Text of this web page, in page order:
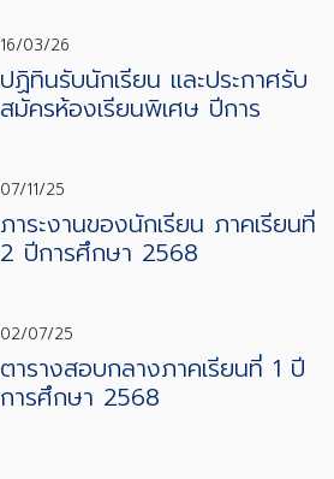
16/03/26
ปฏิทินรับนักเรียน และประกาศรับ
สมัครห้องเรียนพิเศษ ปีการ
07/11/25
ภาระงานของนักเรียน ภาคเรียนที่
2 ปีการศึกษา 2568
02/07/25
ตารางสอบกลางภาคเรียนที่ 1 ปี
การศึกษา 2568